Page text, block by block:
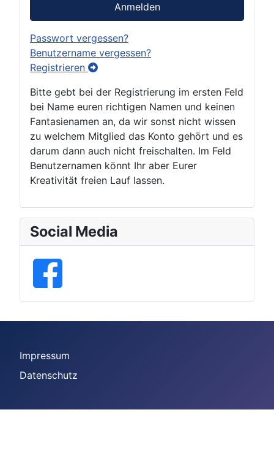
Anmelden
Passwort vergessen?
Benutzername vergessen?
Registrieren
Bitte gebt bei der Registrierung im ersten Feld
bei Name euren richtigen Namen und keinen
Fantasienamen an, da wir sonst nicht wissen
zu welchem Mitglied das Konto gehört und es
darum dann auch nicht freischalten. Im Feld
Benutzernamen könnt Ihr aber Eurer
Kreativität freien Lauf lassen.
Social Media
Impressum
Datenschutz